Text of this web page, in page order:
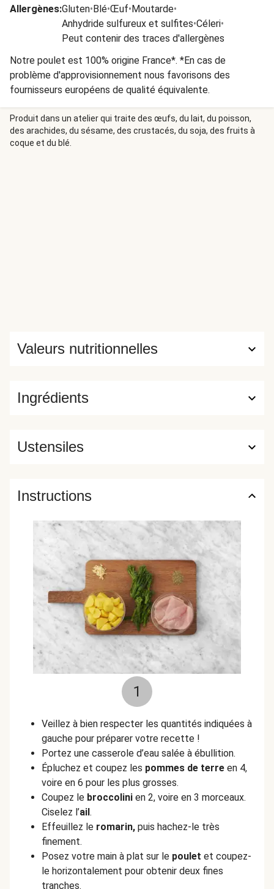
Allergènes:Gluten•Blé•Œuf•Moutarde•
Anhydride sulfureux et sulfites•Céleri•
Peut contenir des traces d'allergènes
Notre poulet est 100% origine France*. *En cas de
problème d'approvisionnement nous favorisons des
fournisseurs européens de qualité équivalente.
Produit dans un atelier qui traite des œufs, du lait, du poisson,
des arachides, du sésame, des crustacés, du soja, des fruits à
coque et du blé.
Ingrédients
Valeurs nutritionnelles
Ustensiles
Instructions
1
Veillez à bien respecter les quantités indiquées à
gauche pour préparer votre recette !
Portez une casserole d’eau salée à ébullition.
Épluchez et coupez les pommes de terre en 4,
voire en 6 pour les plus grosses.
Coupez le broccolini en 2, voire en 3 morceaux.
Ciselez l’ail.
Effeuillez le romarin, puis hachez-le très
finement.
Posez votre main à plat sur le poulet et coupez-
le horizontalement pour obtenir deux fines
tranches.